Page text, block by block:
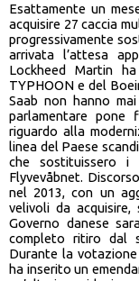
Esattamente un
acquisire 27 caccia
progressivamente
arrivata l’attesa
Lockheed Martin
TYPHOON e del
Saab non hanno
parlamentare pone
riguardo alla
linea del Paese
che sostituissero i
Flyvevåbnet.
nel 2013, con un
velivoli da
Governo danese
completo ritiro dal
Durante la
ha inserito un